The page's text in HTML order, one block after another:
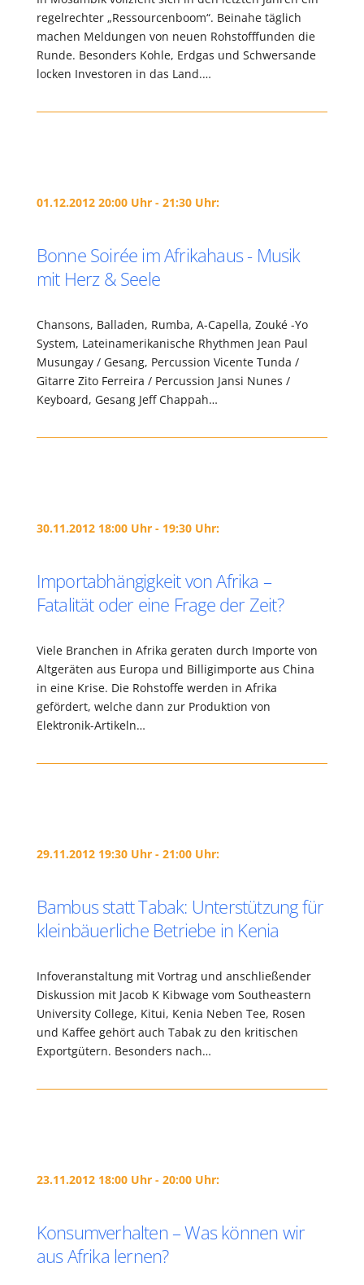
regelrechter „Ressourcenboom“. Beinahe täglich
machen Meldungen von neuen Rohstofffunden die
Runde. Besonders Kohle, Erdgas und Schwersande
locken Investoren in das Land.…
01.12.2012 20:00 Uhr - 21:30 Uhr:
Bonne Soirée im Afrikahaus - Musik
mit Herz & Seele
Chansons, Balladen, Rumba, A-Capella, Zouké -Yo
System, Lateinamerikanische Rhythmen Jean Paul
Musungay / Gesang, Percussion Vicente Tunda /
Gitarre Zito Ferreira / Percussion Jansi Nunes /
Keyboard, Gesang Jeff Chappah…
30.11.2012 18:00 Uhr - 19:30 Uhr:
Importabhängigkeit von Afrika –
Fatalität oder eine Frage der Zeit?
Viele Branchen in Afrika geraten durch Importe von
Altgeräten aus Europa und Billigimporte aus China
in eine Krise. Die Rohstoffe werden in Afrika
gefördert, welche dann zur Produktion von
Elektronik-Artikeln…
29.11.2012 19:30 Uhr - 21:00 Uhr:
Bambus statt Tabak: Unterstützung für
kleinbäuerliche Betriebe in Kenia
Infoveranstaltung mit Vortrag und anschließender
Diskussion mit Jacob K Kibwage vom Southeastern
University College, Kitui, Kenia Neben Tee, Rosen
und Kaffee gehört auch Tabak zu den kritischen
Exportgütern. Besonders nach…
23.11.2012 18:00 Uhr - 20:00 Uhr:
Konsumverhalten – Was können wir
aus Afrika lernen?